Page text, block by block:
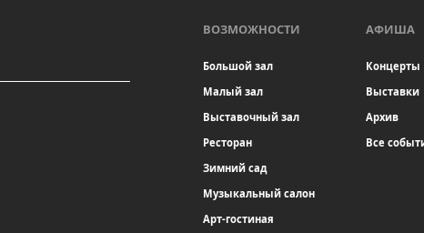
ВОЗМОЖНОСТИ
Большой зал
Малый зал
Выставочный зал
Ресторан
Зимний сад
Музыкальный салон
Арт-гостиная
АФИША
Концерты
Выставки
Архив
Все